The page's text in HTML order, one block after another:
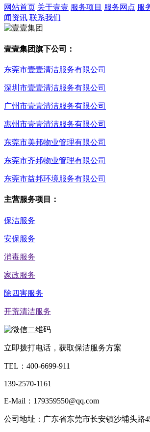
网站首页 关于壹壹 服务项目 服务网点 服
闻资讯 联系我们
壹壹集团旗下公司：
东莞市壹壹清洁服务有限公司
深圳市壹壹清洁服务有限公司
广州市壹壹清洁服务有限公司
惠州市壹壹清洁服务有限公司
东莞市美邦物业管理有限公司
东莞市齐邦物业管理有限公司
东莞市益邦环境服务有限公司
主营服务项目：
保洁服务
安保服务
消毒服务
家政服务
除四害服务
开荒清洁服务
立即拨打电话，获取保洁服务方案
TEL： 400-6699-911
139-2570-1161
E-Mail：179359550@qq.com
公司地址：广东省东莞市长安镇沙埔头路